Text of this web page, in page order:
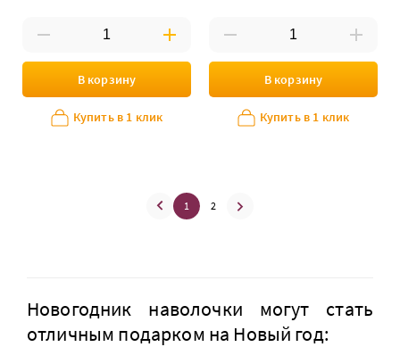
В корзину
Купить в 1 клик
В корзину
Купить в 1 клик
1 2
Новогодник наволочки могут стать
отличным подарком на Новый год: